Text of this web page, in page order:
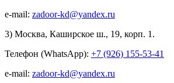
e-mail: zadoor-kd@yandex.ru
3) Москва, Каширское ш., 19, корп. 1.
Телефон (WhatsApp): +7 (926) 155-53-41
e-mail: zadoor-kd@yandex.ru